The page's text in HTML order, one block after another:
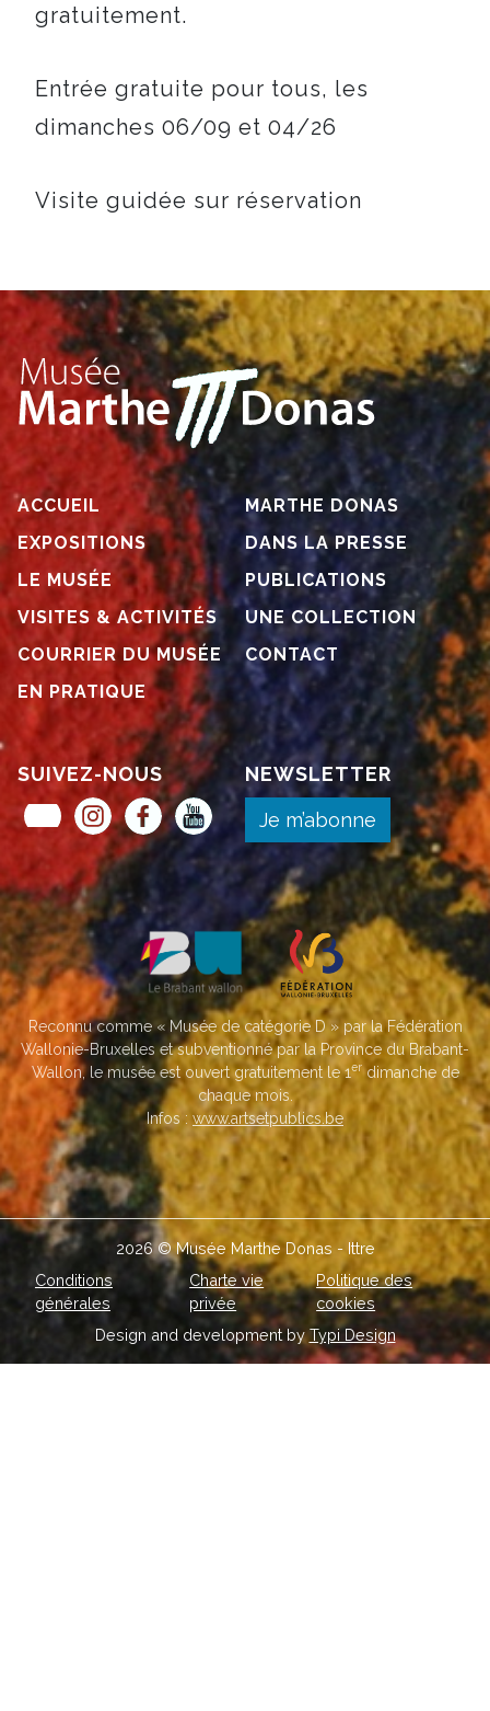
gratuitement.
Entrée gratuite pour tous, les
dimanches 06/09 et 04/26
Visite guidée sur réservation
ACCUEIL
EXPOSITIONS
LE MUSÉE
VISITES & ACTIVITÉS
COURRIER DU MUSÉE
EN PRATIQUE
MARTHE DONAS
DANS LA PRESSE
PUBLICATIONS
UNE COLLECTION
CONTACT
SUIVEZ-NOUS
Museum Pass Musées
Instagram
FacebookYouTube
NEWSLETTER
Je m’abonne
Reconnu comme « Musée de catégorie D » par la Fédération
Wallonie-Bruxelles et subventionné par la Province du Brabant-
Wallon, le musée est ouvert gratuitement le 1er dimanche de
chaque mois.
Infos : www.artsetpublics.be
2026 © Musée Marthe Donas - Ittre
Conditions
générales
Charte vie
privée
Politique des
cookies
Design and development byTypi Design